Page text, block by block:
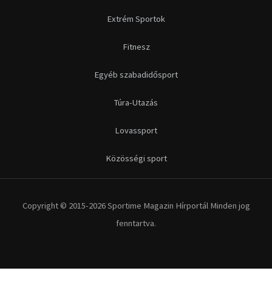
Extrém Sportok
Fitnesz
Egyéb szabadidősport
Túra-Utazás
Lovassport
Közösségi sport
Copyright © 2015-2026 Sportime Magazin Hírportál Minden jog
fenntartva.